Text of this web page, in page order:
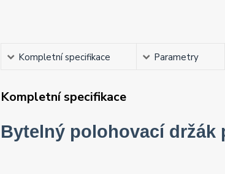
Kompletní specifikace Parametry
Kompletní specifikace
Bytelný polohovací držák